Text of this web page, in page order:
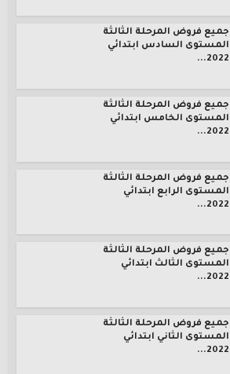
جميع فروض المرحلة الثالثة
المستوى السادس ابتدائي
2022...
جميع فروض المرحلة الثالثة
المستوى الخامس ابتدائي
2022...
جميع فروض المرحلة الثالثة
المستوى الرابع ابتدائي
2022...
جميع فروض المرحلة الثالثة
المستوى الثالث ابتدائي
2022...
جميع فروض المرحلة الثالثة
المستوى الثاني ابتدائي
2022...